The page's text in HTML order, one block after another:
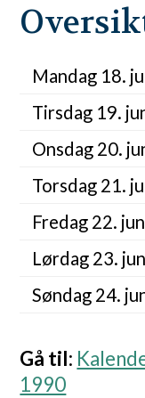
Mandag 18.
Tirsdag 19.
Onsdag 20.
Torsdag 21.
Fredag 22.
Lørdag 23.
Søndag 24.
Gå til:
1990